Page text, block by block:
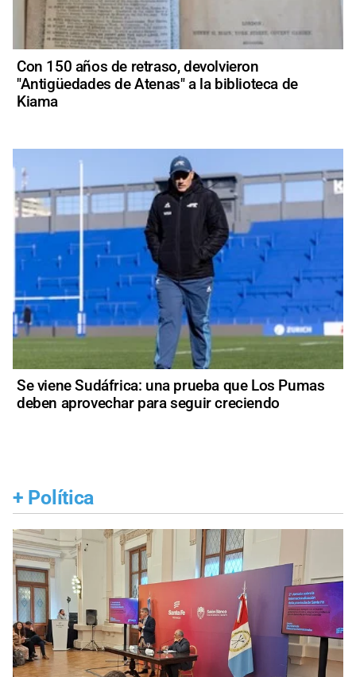
Con 150 años de retraso, devolvieron
"Antigüedades de Atenas" a la biblioteca de
Kiama
Se viene Sudáfrica: una prueba que Los Pumas
deben aprovechar para seguir creciendo
+ Política